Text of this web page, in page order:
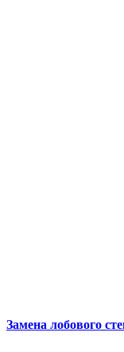
Замена лобового